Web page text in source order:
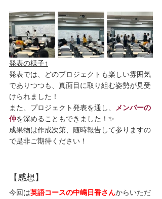
発表の様子↑
発表では、どのプロジェクトも楽しい雰囲気
でありつつも、真面目に取り組む姿勢が見受
けられました！
また、プロジェクト発表を通し、
メンバーの
仲を深めることもできました！✨
成果物は作成次第、随時報告して参りますの
で是非ご期待ください！
【感想】
今回は英語コースの中嶋日香さんからいただ